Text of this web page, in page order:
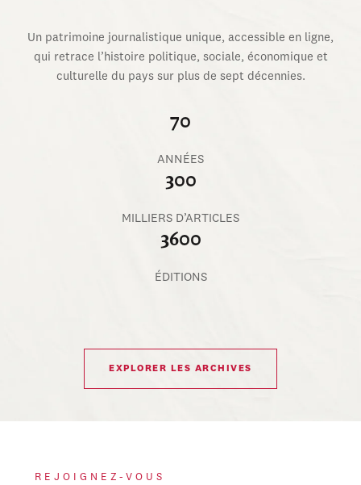
Un patrimoine journalistique unique, accessible en ligne,
qui retrace l’histoire politique, sociale, économique et
culturelle du pays sur plus de sept décennies.
70
ANNÉES
300
MILLIERS D’ARTICLES
3600
ÉDITIONS
EXPLORER LES ARCHIVES
REJOIGNEZ-VOUS